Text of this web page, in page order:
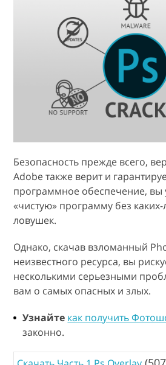
Безопасность прежде всего,
Adobe также верит и
программное обеспечение, вы
«чистую» программу без
ловушек.
Однако, скачав взломанный
неизвестного ресурса, вы
несколькими серьезными
вам о самых опасных и злых.
Узнайте как получить
законно.